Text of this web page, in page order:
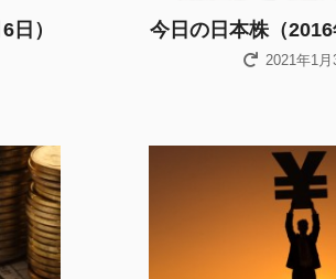
日） 今日の日本株（2016
2021年1月